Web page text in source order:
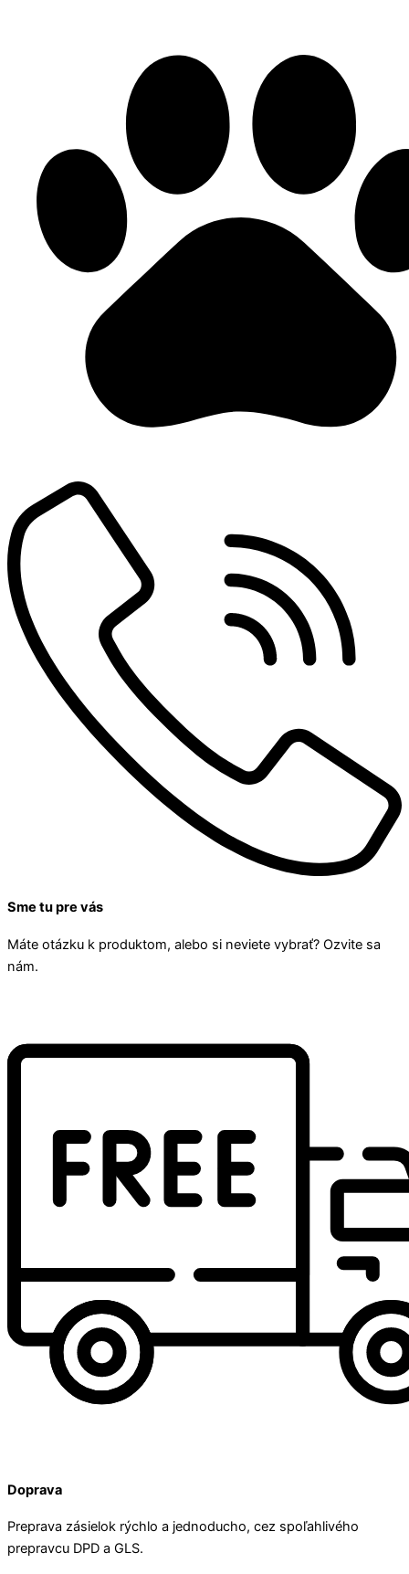
Sme tu pre vás
Máte otázku k produktom, alebo si neviete vybrať? Ozvite sa
nám.
Doprava
Preprava zásielok rýchlo a jednoducho, cez spoľahlivého
prepravcu DPD a GLS.